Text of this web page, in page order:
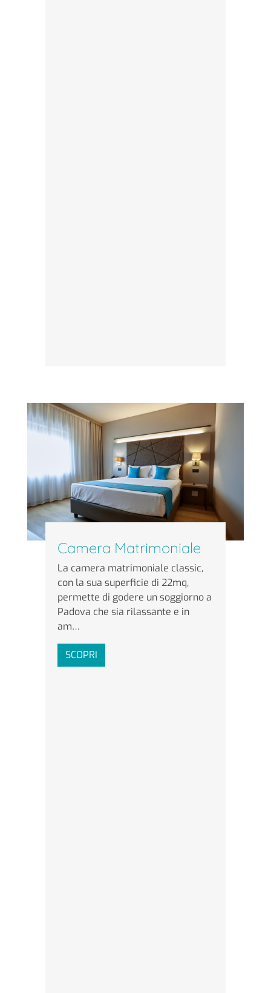
Camera Matrimoniale
La camera matrimoniale classic,
con la sua superficie di 22mq,
permette di godere un soggiorno a
Padova che sia rilassante e in
am…
SCOPRI